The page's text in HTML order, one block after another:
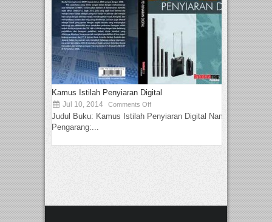
Kamus Istilah Penyiaran Digital
Jul 10, 2014 Comments Off
Judul Buku: Kamus Istilah Penyiaran Digital Nama
Pengarang:...